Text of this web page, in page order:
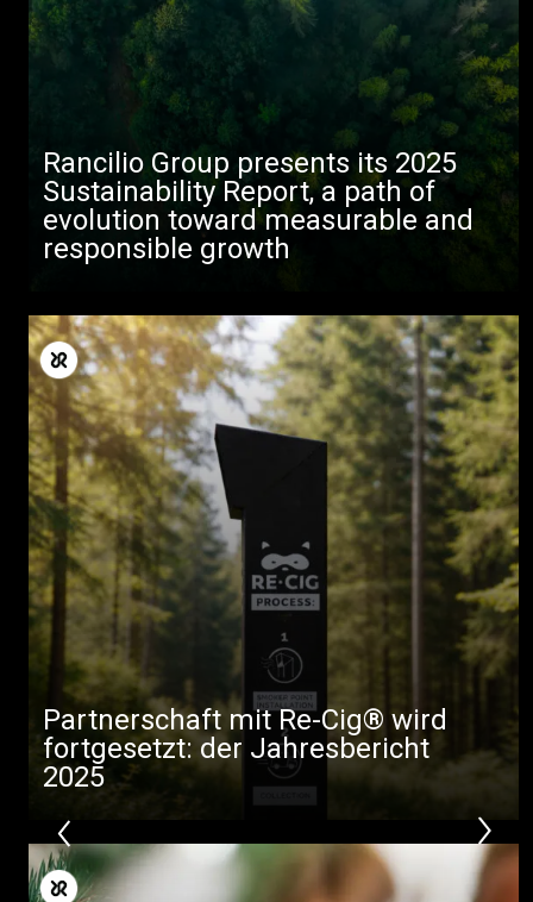
Rancilio Group presents its 2025
Sustainability Report, a path of
evolution toward measurable and
responsible growth
Partnerschaft mit Re-Cig® wird
fortgesetzt: der Jahresbericht
2025
Produkte
Nachrichten
Herunterladen
Mehr